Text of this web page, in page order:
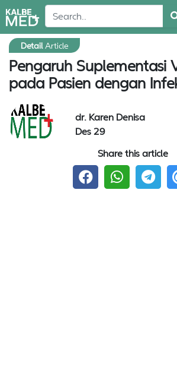
DetailArticle
Pengaruh Suplementasi
pada Pasien dengan
dr. Karen Denisa
Des 29
Share this article